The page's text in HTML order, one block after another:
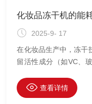
化妆品冻干机的能
2025-9- 17
在化妆品生产中，冻干
留活性成分（如VC、
点。化妆品冻干机的能
艺参数、运行管理三方
查看详情